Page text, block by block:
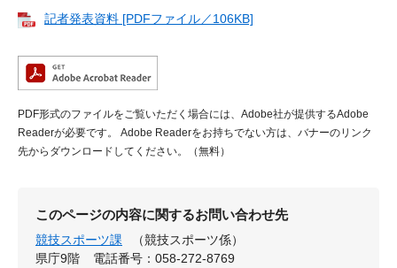
記者発表資料 [PDFファイル／106KB]
PDF形式のファイルをご覧いただく場合には、Adobe社が提供するAdobe
Readerが必要です。
Adobe Readerをお持ちでない方は、バナーのリンク
先からダウンロードしてください。（無料）
このページの内容に関するお問い合わせ先
競技スポーツ課
（競技スポーツ係）
県庁9階
電話番号：058-272-8769